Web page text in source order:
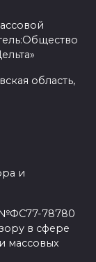
область,
и
№ФС77-78780
в сфере
массовых